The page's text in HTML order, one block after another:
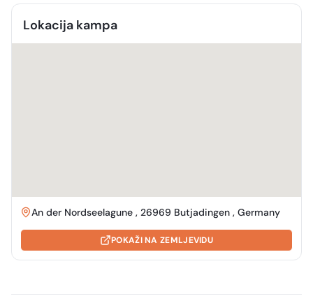
Lokacija kampa
An der Nordseelagune , 26969 Butjadingen , Germany
POKAŽI NA ZEMLJEVIDU